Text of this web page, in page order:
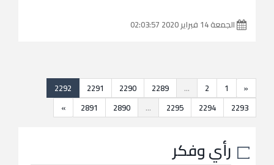
الجمعة 14 فبراير 2020 02:03:57
«
1
2
...
2289
2290
2291
2292
2293
2294
2295
...
2890
2891
»
رأي وفكر